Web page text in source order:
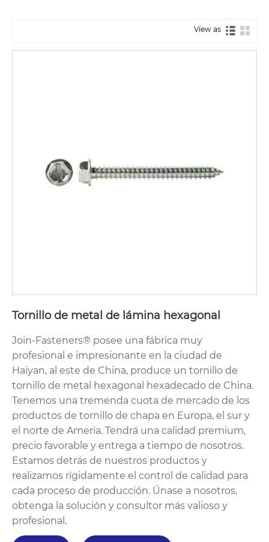
View as
Tornillo de metal de lámina hexagonal
Join-Fasteners® posee una fábrica muy
profesional e impresionante en la ciudad de
Haiyan, al este de China, produce un tornillo de
tornillo de metal hexagonal hexadecado de China.
Tenemos una tremenda cuota de mercado de los
productos de tornillo de chapa en Europa, el sur y
el norte de Ameria. Tendrá una calidad premium,
precio favorable y entrega a tiempo de nosotros.
Estamos detrás de nuestros productos y
realizamos rígidamente el control de calidad para
cada proceso de producción. Únase a nosotros,
obtenga la solución y consultor más valioso y
profesional.